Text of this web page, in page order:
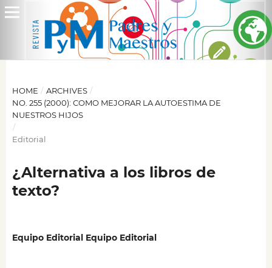
HOME / ARCHIVES /
NO. 255 (2000): COMO MEJORAR LA AUTOESTIMA DE
NUESTROS HIJOS
/
Editorial
¿Alternativa a los libros de
texto?
Equipo Editorial Equipo Editorial